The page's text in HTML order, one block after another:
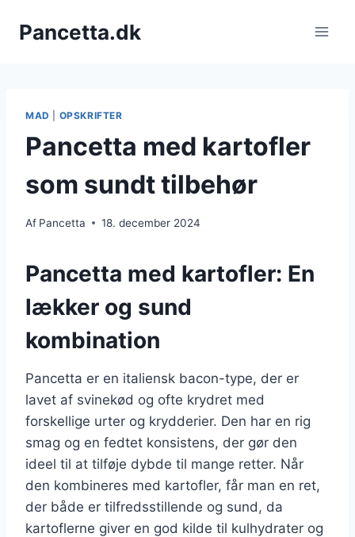
Pancetta.dk
MAD OPSKRIFTER
Pancetta med kartofler
som sundt tilbehør
Af Pancetta 18. december 2024
Pancetta med kartofler: En
lækker og sund
kombination
Pancetta er en italiensk bacon-type, der er
lavet af svinekød og ofte krydret med
forskellige urter og krydderier. Den har en rig
smag og en fedtet konsistens, der gør den
ideel til at tilføje dybde til mange retter. Når
den kombineres med kartofler, får man en ret,
der både er tilfredsstillende og sund, da
kartoflerne giver en god kilde til kulhydrater og